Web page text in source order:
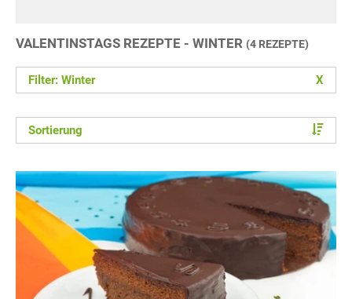
VALENTINSTAGS REZEPTE - WINTER (4 REZEPTE)
Filter: Winter X
Sortierung